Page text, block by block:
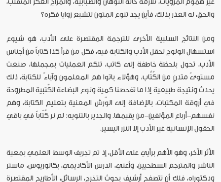
والحق، له العذر بذلك، فأين يجد تنوع المتون لتشبع زوايا فكره؟
ومن النتائج السلبية الأخرى للترجمة المقتصرة على الأدب، هو شيوع
استسهال الولوج لحقل الأدب والكتابة فيه، فكل من قرأ كذا كتاباً من أجناس
الأدب، تحول بلحظة خاطفة إلى كاتب، تلكم العمليات بمجملها، صنعت
مستوىً متدنٍ من الكُتَّاب، وهؤلاء باتوا هم المعلمون وآباءً للكتابة، ذلك
يحدث ونتيجة طبيعية إذا ما تفحصنا كمية ونوع البضاعة الكُتبية المطروحة
في أروقة المكتبات، بالإضافة إلى الوُرش المعنية بتعليم الكتابة، وهم
نفسهم-أرباع المؤلفين-من يقيمها. والجدير بالتنويه: لم نر كُتّاباً في باقي
الحقول الإنسانية غير الأدب إلا النزر اليسير.
الأثر الآخر، وهو الأهم برأيي على الأقل، إذ تم تجريف الوسط العلمي بمعية
الناشر والمترجم السطحيين، وأعني، الدرس الأكاديمي، بكالوريوس، ماستر
ودكتوراه، فلك أن تتصفح أرشيف بحوث التخرج، الرسائل، الأطاريح المقتصرة